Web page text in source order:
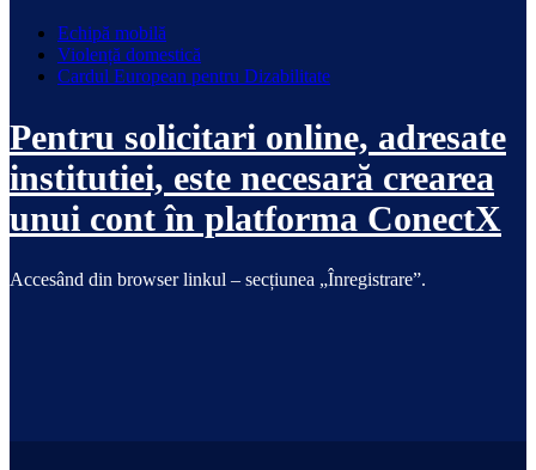
Echipă mobilă
Violență domestică
Cardul European pentru Dizabilitate
Pentru solicitari online, adresate
institutiei, este necesară crearea
unui cont în platforma ConectX
Accesând din browser linkul – secțiunea „Înregistrare”.